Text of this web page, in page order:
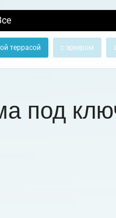
террасой с эркером
под